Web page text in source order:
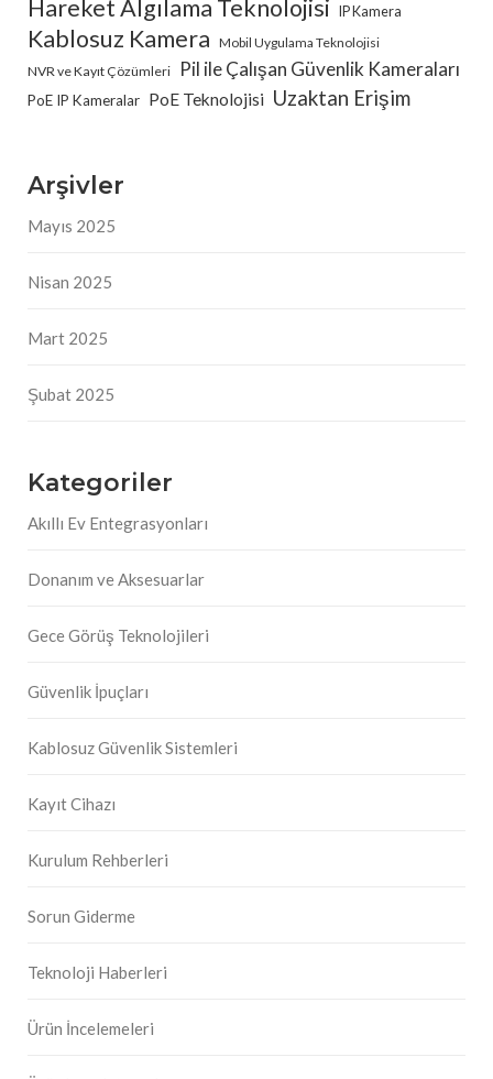
Hareket Algılama Teknolojisi IP Kamera
Kablosuz Kamera Mobil Uygulama Teknolojisi
NVR ve Kayıt Çözümleri
Pil ile Çalışan Güvenlik Kameraları
PoE IP Kameralar PoE Teknolojisi Uzaktan Erişim
Arşivler
Mayıs 2025
Nisan 2025
Mart 2025
Şubat 2025
Kategoriler
Akıllı Ev Entegrasyonları
Donanım ve Aksesuarlar
Gece Görüş Teknolojileri
Güvenlik İpuçları
Kablosuz Güvenlik Sistemleri
Kayıt Cihazı
Kurulum Rehberleri
Sorun Giderme
Teknoloji Haberleri
Ürün İncelemeleri